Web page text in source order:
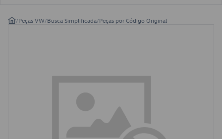
/Peças VW/Busca Simplificada/Peças por Código Original